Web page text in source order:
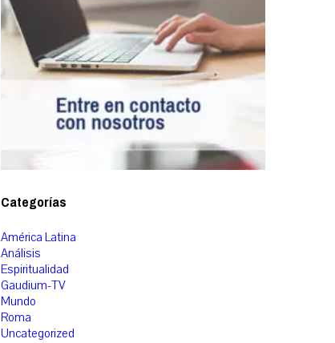
Categorías
América Latina
Análisis
Espiritualidad
Gaudium-TV
Mundo
Roma
Uncategorized